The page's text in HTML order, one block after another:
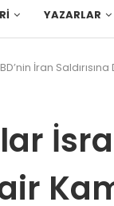
YAZARLAR
İran